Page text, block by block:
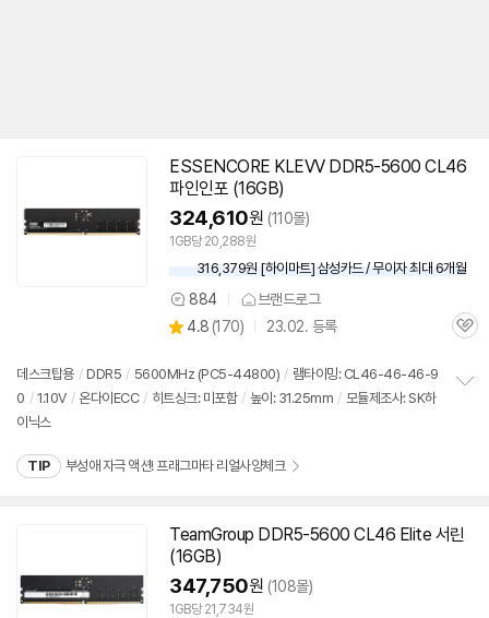
ESSENCORE KLEVV DDR5-5600 CL46
파인인포 (16GB)
324,610원 (110몰)
1GB당 20,288원
316,379원 [하이마트] 삼성카드 / 무이자 최대 6개월
상
품
견
884 브랜드로그
별
4.8 (상
리
뷰
170) 23.02. 등록
관
데스크탑용 / DDR5 / 5600MHz (PC5-44800) / 램타이밍: CL46-46-46-9
0 / 1.10V / 온다이ECC / 히트싱크: 미포함 / 높이: 31.25mm / 모듈제조사: SK하
이닉스
TIP 부성애 자극 액션! 프래그마타 리얼사양체크
TeamGroup DDR5-5600 CL46 Elite 서린
(16GB)
347,750원 (108몰)
1GB당 21,734원